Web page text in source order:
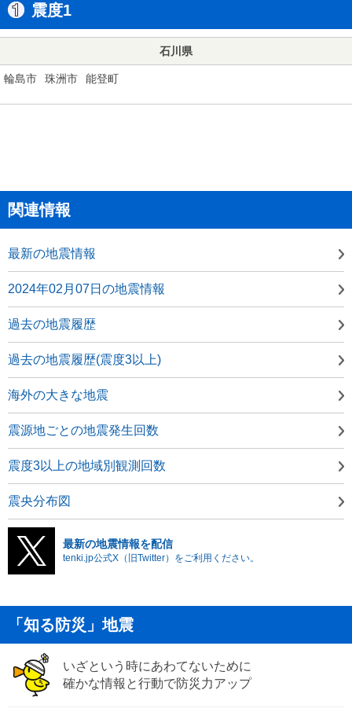
震度1
石川県
輪島市 珠洲市 能登町
関連情報
最新の地震情報
2024年02月07日の地震情報
過去の地震履歴
過去の地震履歴(震度3以上)
海外の大きな地震
震源地ごとの地震発生回数
震度3以上の地域別観測回数
震央分布図
最新の地震情報を配信
tenki.jp公式X（旧Twitter）をご利用ください。
「知る防災」地震
いざという時にあわてないために
確かな情報と行動で防災力アップ